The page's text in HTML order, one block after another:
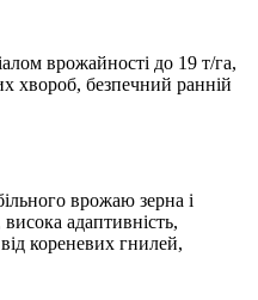
врожайності до 19 т/га,
хвороб, безпечний ранній
врожаю зерна і
адаптивність,
кореневих гнилей,